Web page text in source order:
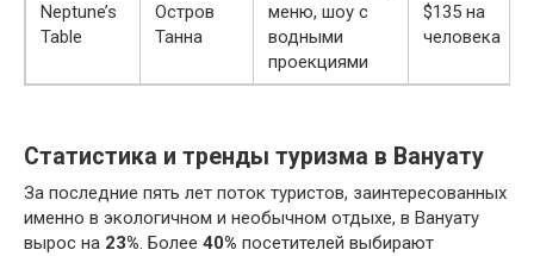
Neptune’s
Table
Остров
Танна
меню, шоу с
водными
проекциями
$135 на
человека
Статистика и тренды туризма в Вануату
За последние пять лет поток туристов, заинтересованных
именно в экологичном и необычном отдыхе, в Вануату
вырос на 23%. Более 40% посетителей выбирают